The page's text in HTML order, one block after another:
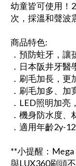
幼童皆可使用！
次，採溫和聲波
商品特色:
．預防蛀牙，
．日本阪井牙醫
．刷毛加長，
．刷毛加多、
．LED照明加
．機身防水度
．適用年齡2y-
**小提醒：Mega
與LUX360刷頭